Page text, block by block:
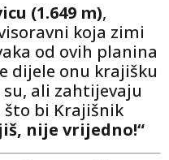
(1.649 m),
koja zimi
od ovih planina
dijele onu krajišku
ali zahtijevaju
što bi Krajišnik
nije vrijedno!“